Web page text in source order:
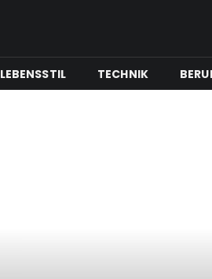
LEBENSSTIL TECHNIK